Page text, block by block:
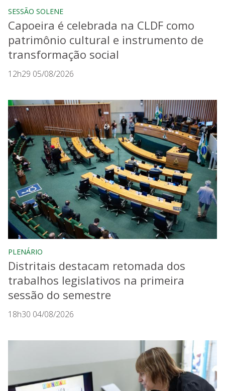
SESSÃO SOLENE
Capoeira é celebrada na CLDF como
patrimônio cultural e instrumento de
transformação social
12h29 05/08/2026
PLENÁRIO
Distritais destacam retomada dos
trabalhos legislativos na primeira
sessão do semestre
18h30 04/08/2026